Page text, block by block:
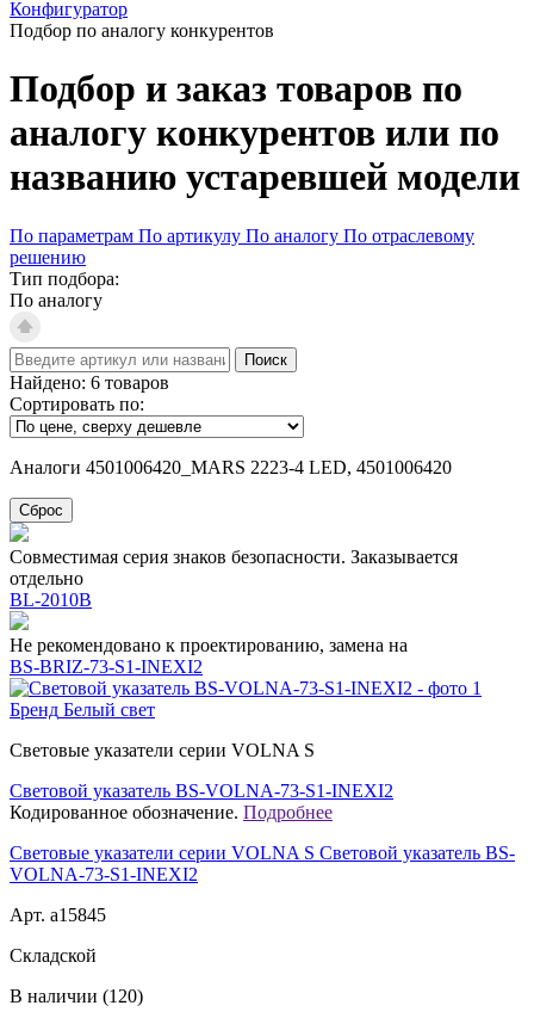
Конфигуратор
Подбор по аналогу конкурентов
Подбор и заказ товаров по
аналогу конкурентов или по
названию устаревшей модели
По параметрам По артикулу По аналогу По отраслевому
решению
Тип подбора:
По аналогу
Поиск
Найдено: 6 товаров
Сортировать по:
Аналоги 4501006420_MARS 2223-4 LED, 4501006420
Сброс
Совместимая серия знаков безопасности. Заказывается
отдельно
BL-2010B
Не рекомендовано к проектированию, замена на
BS-BRIZ-73-S1-INEXI2
Бренд Белый свет
Световые указатели серии VOLNA S
Световой указатель BS-VOLNA-73-S1-INEXI2
Кодированное обозначение. Подробнее
Световые указатели серии VOLNA S Световой указатель BS-
VOLNA-73-S1-INEXI2
Арт. a15845
Складской
В наличии (120)